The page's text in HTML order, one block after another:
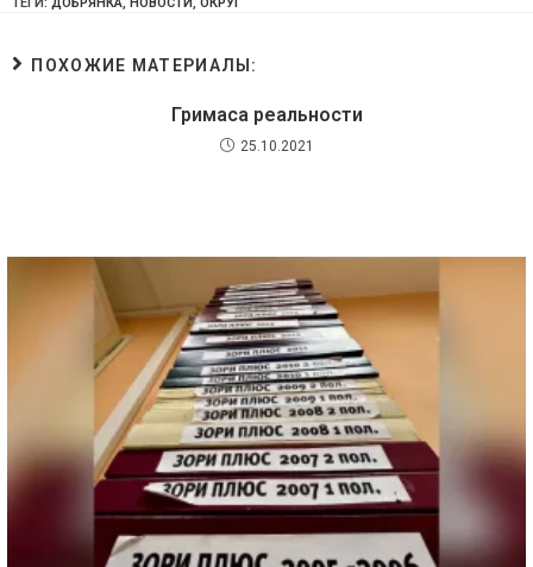
ПОХОЖИЕ МАТЕРИАЛЫ:
Гримаса реальности
25.10.2021